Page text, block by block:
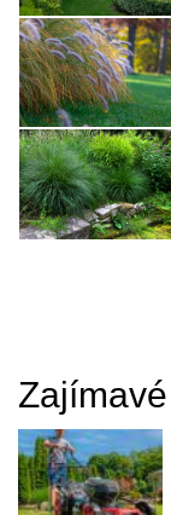
Zajímavé